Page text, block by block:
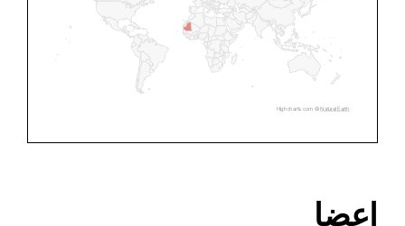
Highcharts.com ©Natural Earth
اعضا